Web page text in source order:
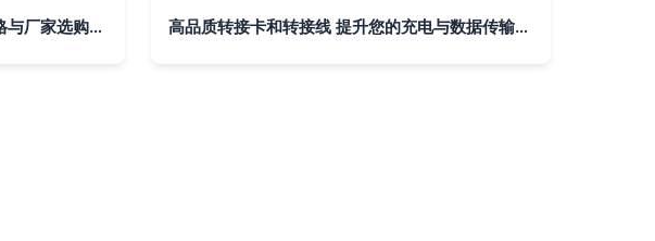
中国供应商提供的转接卡转接线 价格与厂家选购指南 高品质转接卡和转接线 提升您的充电与数据传输体验